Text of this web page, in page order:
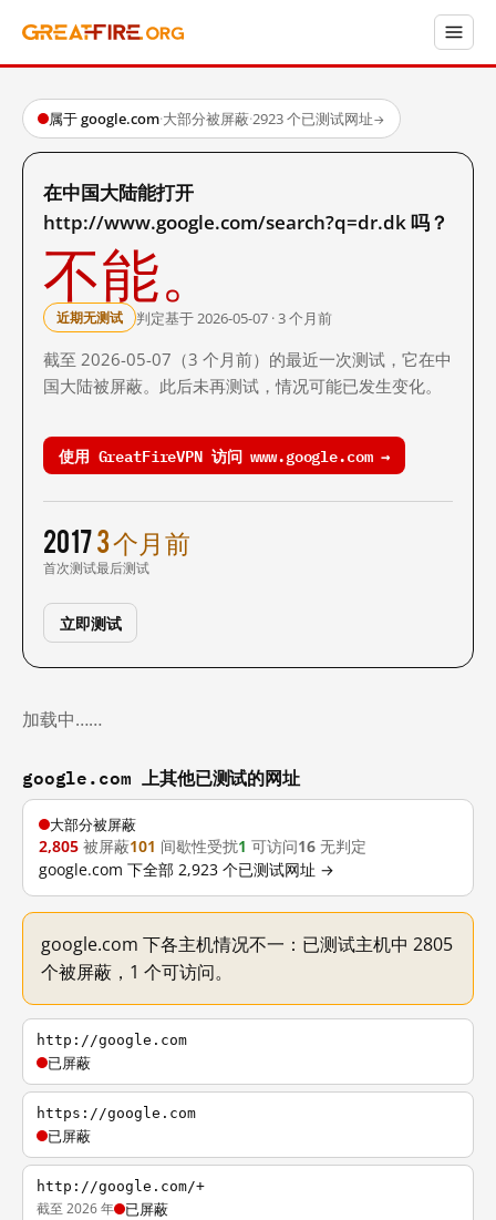
属于 google.com·大部分被屏蔽·2923 个已测试网址→
在中国大陆能打开
http://www.google.com/search?q=dr.dk 吗？
不能。
近期无测试 判定基于 2026-05-07 · 3 个月前
截至 2026-05-07（3 个月前）的最近一次测试，它在中
国大陆被屏蔽。此后未再测试，情况可能已发生变化。
使用 GreatFireVPN 访问 www.google.com →
2017
首次测试
3 个月前
最后测试
立即测试
加载中……
google.com 上其他已测试的网址
大部分被屏蔽
2,805 被屏蔽101 间歇性受扰1 可访问16 无判定
google.com 下全部 2,923 个已测试网址 →
google.com 下各主机情况不一：已测试主机中 2805
个被屏蔽，1 个可访问。
http://google.com
已屏蔽
https://google.com
已屏蔽
http://google.com/+
截至 2026 年 已屏蔽